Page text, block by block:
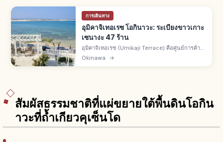
การเดินทาง
อุมิคาจิเทอเรซ โอกินาวะ: ระเบียงขาวเกาะ
เซนางะ 47 ร้าน
อุมิคาจิเทอเรซ (Umikaji Terrace) คือศูนย์การค้า
แนวรีสอร์ตบนเกาะเซนางะ เมืองโทมิกุสึคุ จ.โอกินา
Okinawa →
สัมผัสธรรมชาติที่แผ่ขยายใต้พื้นดินโอกิน
าวะที่ถ้ำเกียวคุเซ็นโด